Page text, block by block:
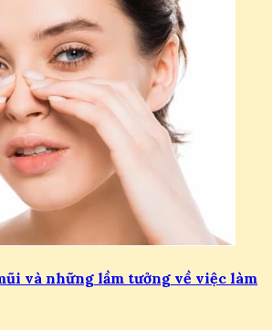
và những lầm tưởng về việc làm